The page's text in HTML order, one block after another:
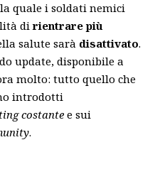
quale i soldati nemici
dirientrare più
salute sarà disattivato.
update, disponibile a
molto: tutto quello che
introdotti
costantee sui
.